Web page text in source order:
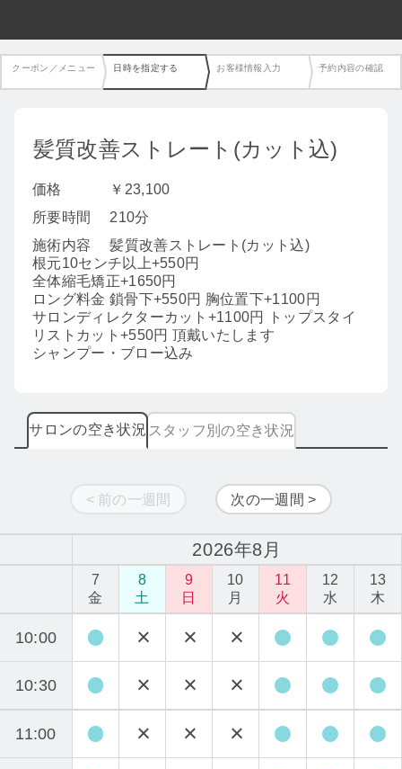
クーポン／メニュー 日時を指定する お客様情報入力 予約内容の確認
髪質改善ストレート(カット込)
価格
￥23,100
所要時間
210分
施術内容
髪質改善ストレート(カット込)
根元10センチ以上+550円
全体縮毛矯正+1650円
ロング料金 鎖骨下+550円 胸位置下+1100円
サロンディレクターカット+1100円 トップスタイ
リストカット+550円 頂戴いたします
シャンプー・ブロー込み
サロンの空き状況 スタッフ別の空き状況
< 前の一週間 次の一週間 >
2026年8月
7
金
8
土
9
日
10
月
11
火
12
水
13
木
10:00
10:30
11:00